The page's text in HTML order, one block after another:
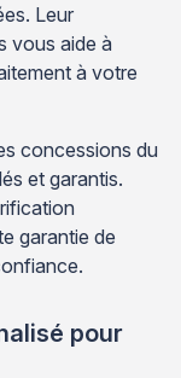
Leur
vous aide à
à votre
concessions du
et garantis.
garantie de
pour